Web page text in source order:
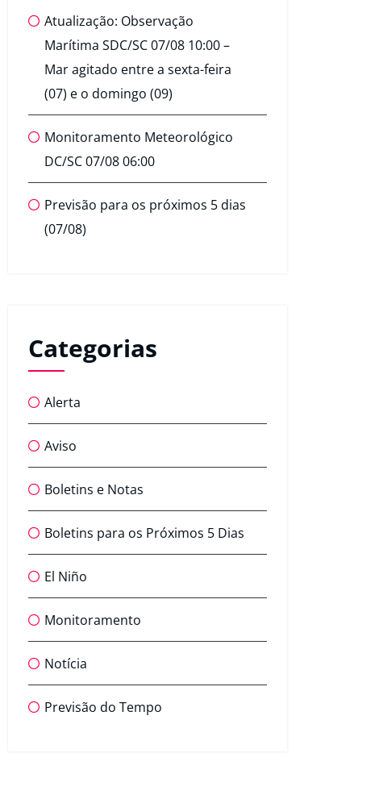
Atualização: Observação
Marítima SDC/SC 07/08 10:00 –
Mar agitado entre a sexta-feira
(07) e o domingo (09)
Monitoramento Meteorológico
DC/SC 07/08 06:00
Previsão para os próximos 5 dias
(07/08)
Categorias
Alerta
Aviso
Boletins e Notas
Boletins para os Próximos 5 Dias
El Niño
Monitoramento
Notícia
Previsão do Tempo